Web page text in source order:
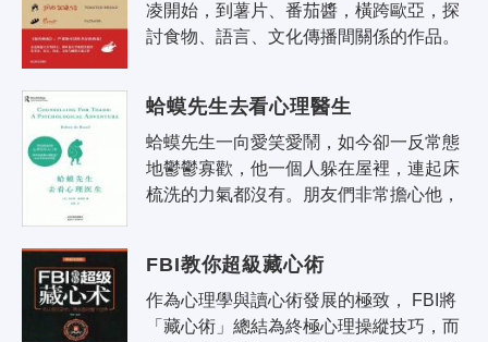
凌開始，到薯片、番茄醬，橫跨歐亞，探
討食物、語言、文化傳播間關係的作品。
蛤蟆先生去看心理醫生
蛤蟆先生一向愛笑愛鬧，如今卻一反常態
地鬱鬱寡歡，他一個人躲在屋裡，連起床
梳洗的力氣都沒有。朋友們非常擔心他，
地..
FBI教你超級藏心術
作為心理學與讀心術發展的極致， FBI將
「藏心術」總結為終極心理操縱技巧，而